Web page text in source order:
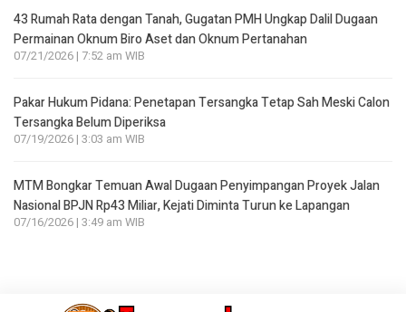
43 Rumah Rata dengan Tanah, Gugatan PMH Ungkap Dalil Dugaan
Permainan Oknum Biro Aset dan Oknum Pertanahan
07/21/2026 | 7:52 am WIB
Pakar Hukum Pidana: Penetapan Tersangka Tetap Sah Meski Calon
Tersangka Belum Diperiksa
07/19/2026 | 3:03 am WIB
MTM Bongkar Temuan Awal Dugaan Penyimpangan Proyek Jalan
Nasional BPJN Rp43 Miliar, Kejati Diminta Turun ke Lapangan
07/16/2026 | 3:49 am WIB